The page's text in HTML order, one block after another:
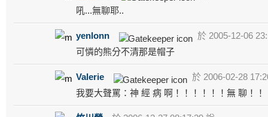
吼...無聊耶..
yenlonn
於 2005-12-06
可憐的熊分不清那是帽子
Valerie
於 2006-02-28
我要大聲罵：神 經 病 啊！！！！！！無 聊！